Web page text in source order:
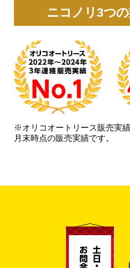
ニコノリ3つ
※オリコオートリース販売実
月末時点の販売実績です。